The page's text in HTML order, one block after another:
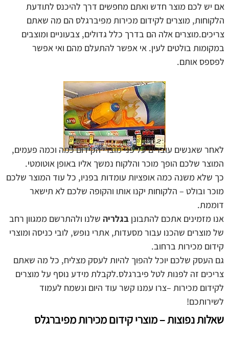
אם יש לכם מוצר חדש ואתם מחפשים דרך להיכנס לתודעת
הלקוחות, מוצרים לקידום מכירות מפיברגלס הם מה שאתם
צריכים.מוצרים אלה הם בדרך כלל גדולים, צבעוניים ומוצבים
במקומות בולטים לעין. אי אפשר להתעלם מהם ואי אפשר
לפספס אותם.
לאחר שאנשים עוברים על פני מוצרי הקידום כמה וכמה פעמים,
המוצר שלכם הופך מוכר והלקוח נמשך אליו באופן אוטומטי.
כך שלא משנה כמה אופציות עומדות בפניו, כל עוד המוצר שלכם
מוכר ובולט – הלקוחות יקנו אותו והקופה שלכם לא תישאר
דוממת.
אנו מזמינים אתכם להתבונן בגלריה שלנו ולהתרשם ממגוון רחב
של מוצרים שהכנו עבור מסעדות, אתרי נופש, לובי כניסה ומוצרי
קידום מכירות ברחוב.
גם העסק שלכם יוכל להפוך להיות לעסק מצליח, כל מה שאתם
צריכים זה לפנות לטל פיברגלס.לקבלת מידע נוסף על מוצרים
לקידום מכירות –צרו עמנו קשר עוד היום ונשמח לעמוד
לשירותכם!
שאלות נפוצות – מוצרי קידום מכירות מפיברגלס